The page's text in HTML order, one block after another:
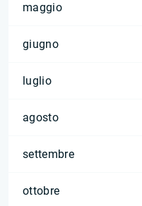
maggio
giugno
luglio
agosto
settembre
ottobre